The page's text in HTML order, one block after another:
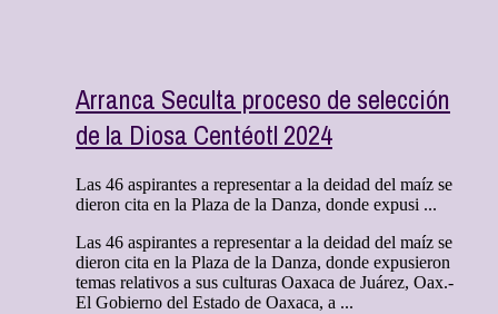
Arranca Seculta proceso de selección
de la Diosa Centéotl 2024
Las 46 aspirantes a representar a la deidad del maíz se
dieron cita en la Plaza de la Danza, donde expusi ...
Las 46 aspirantes a representar a la deidad del maíz se
dieron cita en la Plaza de la Danza, donde expusieron
temas relativos a sus culturas Oaxaca de Juárez, Oax.-
El Gobierno del Estado de Oaxaca, a ...